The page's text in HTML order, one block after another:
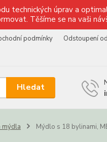
technických úprav a
Těšíme se na vaši
podmínky
Odstoupení
Hledat
mýdla Mýdlo s 18 bylinami,